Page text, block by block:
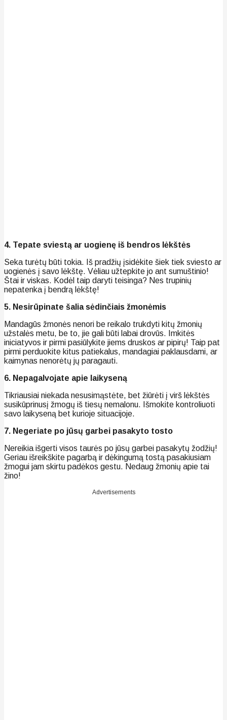
4. Tepate sviestą ar uogienę iš bendros lėkštės
Seka turėtų būti tokia. Iš pradžių įsidėkite šiek tiek sviesto ar
uogienės į savo lėkštę. Vėliau užtepkite jo ant sumuštinio!
Štai ir viskas. Kodėl taip daryti teisinga? Nes trupinių
nepatenka į bendrą lėkštę!
5. Nesirūpinate šalia sėdinčiais žmonėmis
Mandagūs žmonės nenori be reikalo trukdyti kitų žmonių
užstalės metu, be to, jie gali būti labai drovūs. Imkitės
iniciatyvos ir pirmi pasiūlykite jiems druskos ar pipirų! Taip pat
pirmi perduokite kitus patiekalus, mandagiai paklausdami, ar
kaimynas nenorėtų jų paragauti.
6. Nepagalvojate apie laikyseną
Tikriausiai niekada nesusimąstėte, bet žiūrėti į virš lėkštės
susikūprinusį žmogų iš tiesų nemalonu. Išmokite kontroliuoti
savo laikyseną bet kurioje situacijoje.
7. Negeriate po jūsų garbei pasakyto tosto
Nereikia išgerti visos taurės po jūsų garbei pasakytų žodžių!
Geriau išreikškite pagarbą ir dėkingumą tostą pasakiusiam
žmogui jam skirtu padėkos gestu. Nedaug žmonių apie tai
žino!
Advertisements